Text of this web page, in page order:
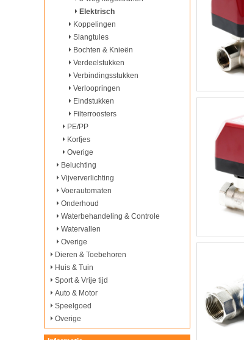
Elektrisch
Koppelingen
Slangtules
Bochten & Knieën
Verdeelstukken
Verbindingsstukken
Verloopringen
Eindstukken
Filterroosters
PE/PP
Korfjes
Overige
Beluchting
Vijververlichting
Voerautomaten
Onderhoud
Waterbehandeling & Controle
Watervallen
Overige
Dieren & Toebehoren
Huis & Tuin
Sport & Vrije tijd
Auto & Motor
Speelgoed
Overige